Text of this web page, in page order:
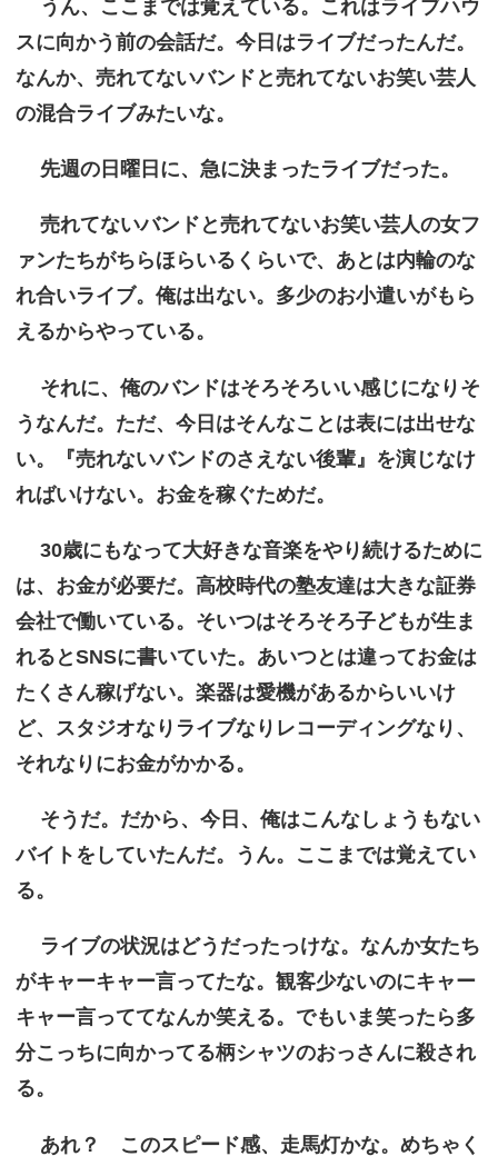
うん、ここまでは覚えている。これはライブハウ
スに向かう前の会話だ。今日はライブだったんだ。
なんか、売れてないバンドと売れてないお笑い芸人
の混合ライブみたいな。
先週の日曜日に、急に決まったライブだった。
売れてないバンドと売れてないお笑い芸人の女フ
ァンたちがちらほらいるくらいで、あとは内輪のな
れ合いライブ。俺は出ない。多少のお小遣いがもら
えるからやっている。
それに、俺のバンドはそろそろいい感じになりそ
うなんだ。ただ、今日はそんなことは表には出せな
い。『売れないバンドのさえない後輩』を演じなけ
ればいけない。お金を稼ぐためだ。
30歳にもなって大好きな音楽をやり続けるために
は、お金が必要だ。高校時代の塾友達は大きな証券
会社で働いている。そいつはそろそろ子どもが生ま
れるとSNSに書いていた。あいつとは違ってお金は
たくさん稼げない。楽器は愛機があるからいいけ
ど、スタジオなりライブなりレコーディングなり、
それなりにお金がかかる。
そうだ。だから、今日、俺はこんなしょうもない
バイトをしていたんだ。うん。ここまでは覚えてい
る。
ライブの状況はどうだったっけな。なんか女たち
がキャーキャー言ってたな。観客少ないのにキャー
キャー言っててなんか笑える。でもいま笑ったら多
分こっちに向かってる柄シャツのおっさんに殺され
る。
あれ？ このスピード感、走馬灯かな。めちゃく